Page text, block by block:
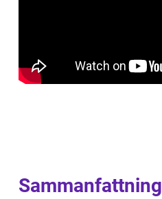
Sammanfattning